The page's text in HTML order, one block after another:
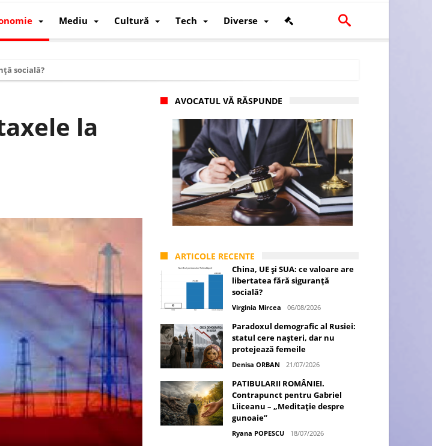
Mediu Cultură Tech Diverse
socială?
și rivalul economic al SUA
România o simte, nu o spune
– O analiză structurală a demografiei, fiscalității și poziției României în U.E.
la
AVOCATUL VĂ RĂSPUNDE
ARTICOLE RECENTE
China, UE și SUA: ce valoare are
libertatea fără siguranță
socială?
Virginia Mircea 06/08/2026
Paradoxul demografic al Rusiei:
statul cere nașteri, dar nu
protejează femeile
Denisa ORBAN 21/07/2026
PATIBULARII ROMÂNIEI.
Contrapunct pentru Gabriel
Liiceanu – „Meditație despre
gunoaie”
Ryana POPESCU 18/07/2026